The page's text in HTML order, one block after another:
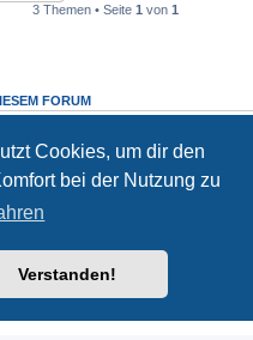
Cookies, um dir den
bei der Nutzung zu
Verstanden!
3 Themen • Seite 1 von 1
FORUM
diesem Forumnichtändern.
diesem Forum nicht löschen.
in diesem Forum erstellen.
by phpBB
® Forum Software © phpBB Limited